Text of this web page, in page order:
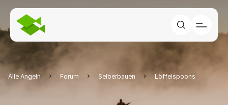
Alle Angeln Forum Selberbauen Löffelspoons